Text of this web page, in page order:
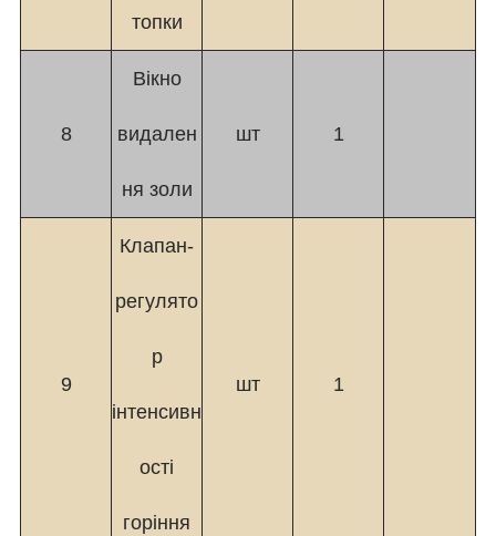
топки
8
Вікно
видален
ня золи
шт 1
9
Клапан-
регулято
р
інтенсивн
ості
горіння
шт 1